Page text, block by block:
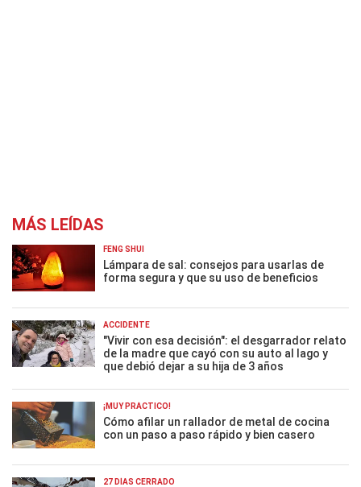
MÁS LEÍDAS
FENG SHUI
Lámpara de sal: consejos para usarlas de
forma segura y que su uso de beneficios
ACCIDENTE
"Vivir con esa decisión": el desgarrador relato
de la madre que cayó con su auto al lago y
que debió dejar a su hija de 3 años
¡MUY PRÁCTICO!
Cómo afilar un rallador de metal de cocina
con un paso a paso rápido y bien casero
27 DÍAS CERRADO